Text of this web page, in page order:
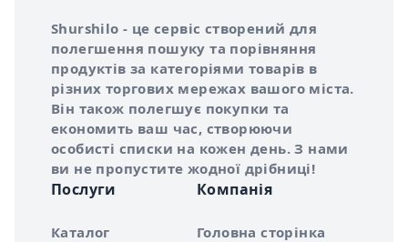
Про сервіс Shurshilo
Shurshilo - це сервіс створений для
полегшення пошуку та порівняння
продуктів за категоріями товарів в
різних торгових мережах вашого міста.
Він також полегшує покупки та
економить ваш час, створюючи
особисті списки на кожен день. З нами
ви не пропустите жодної дрібниці!
Послуги
Каталог
Компанія
Головна сторінка